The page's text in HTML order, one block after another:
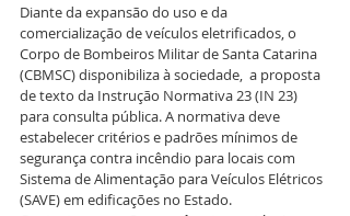
Diante da expansão do uso e da
comercialização de veículos eletrificados, o
Corpo de Bombeiros Militar de Santa Catarina
(CBMSC) disponibiliza à sociedade,  a proposta
de texto da Instrução Normativa 23 (IN 23)
para consulta pública. A normativa deve
estabelecer critérios e padrões mínimos de
segurança contra incêndio para locais com
Sistema de Alimentação para Veículos Elétricos
(SAVE) em edificações no Estado.